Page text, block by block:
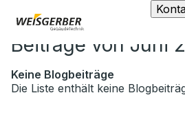
Beiträge von Juni
Keine Blogbeiträge
Die Liste enthält keine